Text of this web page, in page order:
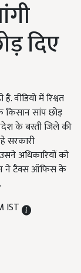
दिए
वीडियो में रिश्वत
सांप छोड़
के बस्ती जिले की
सरकारी
अधिकारियों को
न ने टैक्स ऑफिस के
IST